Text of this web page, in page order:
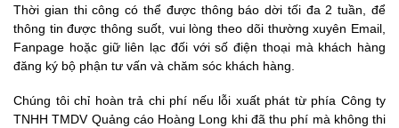
Thời gian thi công có thể được thông báo dời tối đa 2 tuần, để
thông tin được thông suốt, vui lòng theo dõi thường xuyên Email,
Fanpage hoặc giữ liên lạc đối với số điện thoại mà khách hàng
đăng ký bộ phận tư vấn và chăm sóc khách hàng.
Chúng tôi chỉ hoàn trả chi phí nếu lỗi xuất phát từ phía Công ty
TNHH TMDV Quảng cáo Hoàng Long khi đã thu phí mà không thi